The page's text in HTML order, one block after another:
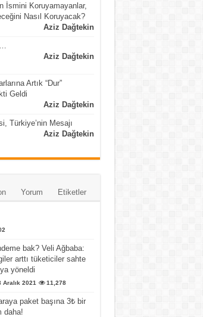
İsmini Koruyamayanlar,
Nasıl Koruyacak?
Aziz Dağtekin
Aziz Dağtekin
Artık “Dur”
Geldi
Aziz Dağtekin
Türkiye’nin Mesajı
Aziz Dağtekin
Yorum Etiketler
bak? Veli Ağbaba:
arttı tüketiciler sahte
yöneldi
Aralık 2021 11,278
paket başına 3₺ bir
daha!